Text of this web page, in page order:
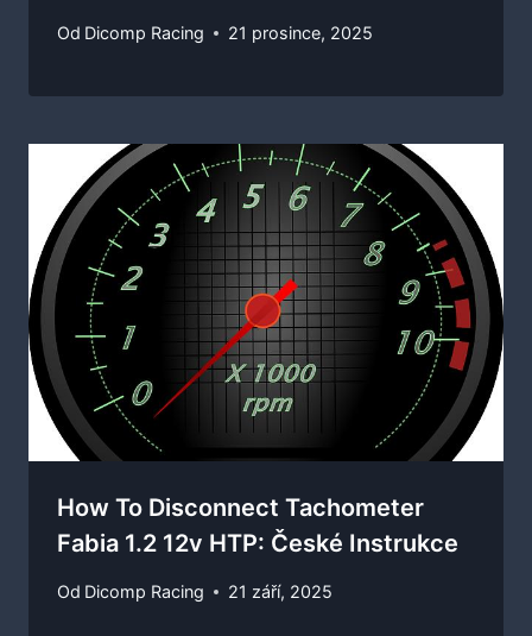
Od Dicomp Racing 21 prosince, 2025
How To Disconnect Tachometer
Fabia 1.2 12v HTP: České Instrukce
Od Dicomp Racing 21 září, 2025